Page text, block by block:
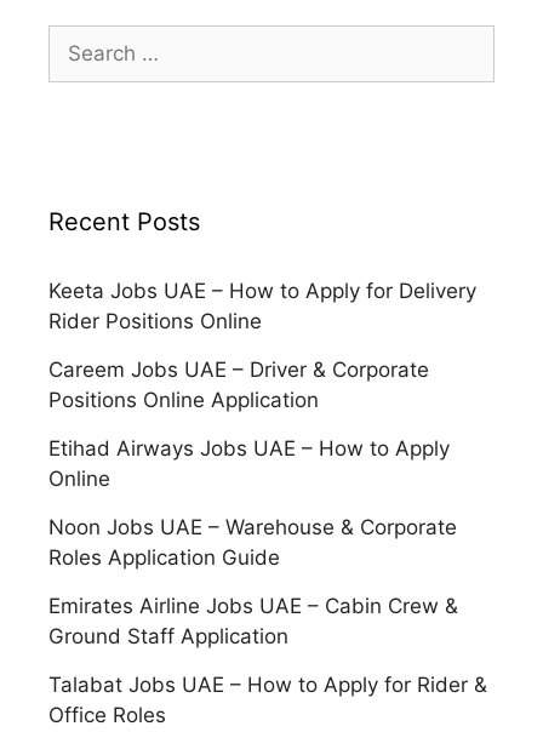
Search
for:
Recent Posts
Keeta Jobs UAE – How to Apply for Delivery
Rider Positions Online
Careem Jobs UAE – Driver & Corporate
Positions Online Application
Etihad Airways Jobs UAE – How to Apply
Online
Noon Jobs UAE – Warehouse & Corporate
Roles Application Guide
Emirates Airline Jobs UAE – Cabin Crew &
Ground Staff Application
Talabat Jobs UAE – How to Apply for Rider &
Office Roles